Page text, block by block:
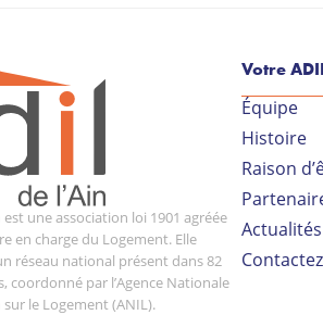
est une association loi 1901 agréée
en charge du Logement. Elle
réseau national présent dans 82
coordonné par l’Agence Nationale
le Logement (ANIL).
Votre
Équipe
Histoire
Raison
Actualités